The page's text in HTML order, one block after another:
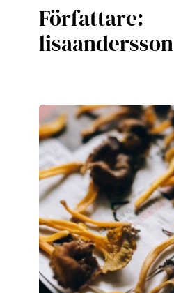
Författare:
lisaandersson